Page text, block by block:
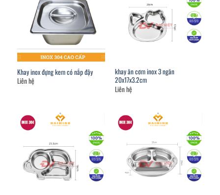
Khay inox đựng kem có nắp đậy
Liên hệ
khay ăn cơm inox 3 ngăn
20x17x3.2cm
Liên hệ